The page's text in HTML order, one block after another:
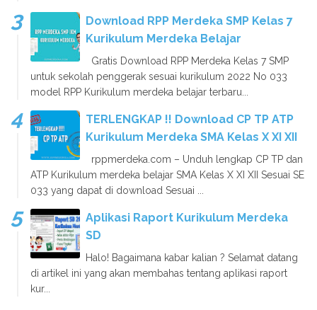
Download RPP Merdeka SMP Kelas 7
Kurikulum Merdeka Belajar
Gratis Download RPP Merdeka Kelas 7 SMP
untuk sekolah penggerak sesuai kurikulum 2022 No 033
model RPP Kurikulum merdeka belajar terbaru...
TERLENGKAP !! Download CP TP ATP
Kurikulum Merdeka SMA Kelas X XI XII
rppmerdeka.com – Unduh lengkap CP TP dan
ATP Kurikulum merdeka belajar SMA Kelas X XI XII Sesuai SE
033 yang dapat di download Sesuai ...
Aplikasi Raport Kurikulum Merdeka
SD
Halo! Bagaimana kabar kalian ? Selamat datang
di artikel ini yang akan membahas tentang aplikasi raport
kur...